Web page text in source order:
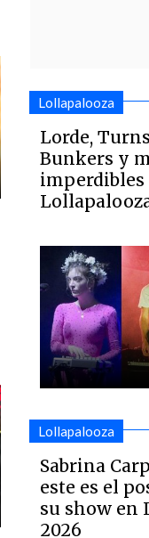
Lollapalooza
Lorde,
Bunkers y
imperdibles
Lollapalooza
Sabrina
este es el
su show en
2026